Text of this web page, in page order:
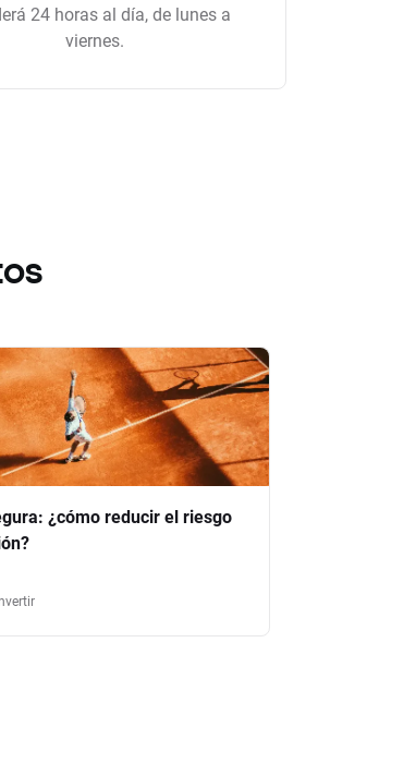
24 horas al día, de lunes a
viernes.
¿cómo reducir el riesgo